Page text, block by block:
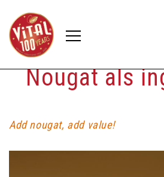
Nougat als
Add nougat, add value!